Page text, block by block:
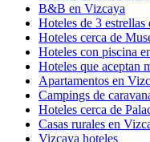
B&B en Vizcaya
Hoteles de 3
Hoteles cerca de
Hoteles con piscina
Hoteles que aceptan
Apartamentos en
Campings de
Hoteles cerca de
Casas rurales en
Vizcaya hoteles